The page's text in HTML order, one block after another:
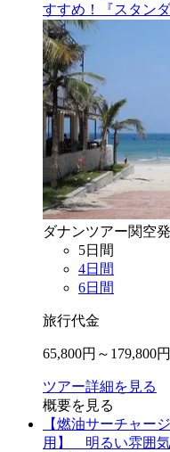
すすめ！『スタン
ダナンツアー関空発
5日間
4日間
6日間
旅行代金
65,800円～ 179,800円
ツアー詳細を見る
概要を見る
【燃油サーチャー
用】 明るい雰囲気